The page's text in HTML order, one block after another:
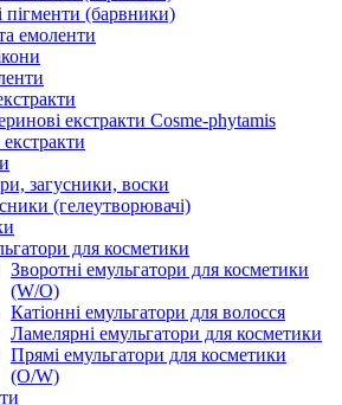
пігменти (барвники)
емоленти
екстракти Cosme-phytamis
загусники, воски
(гелеутворювачі)
для косметики
Зворотні емульгатори для косметики
(W/O)
Катіонні емульгатори для волосся
Ламелярні емульгатори для косметики
Прямі емульгатори для косметики
(O/W)